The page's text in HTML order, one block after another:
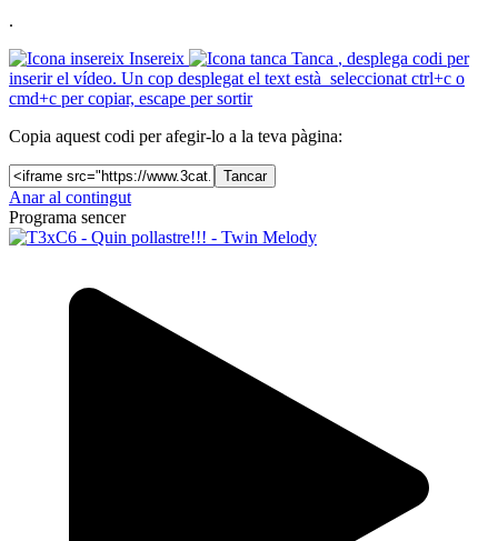
.
Insereix
Tanca , desplega codi per
inserir el vídeo. Un cop desplegat el text està seleccionat ctrl+c o
cmd+c per copiar, escape per sortir
Copia aquest codi per afegir-lo a la teva pàgina:
Tancar
Anar al contingut
Programa sencer